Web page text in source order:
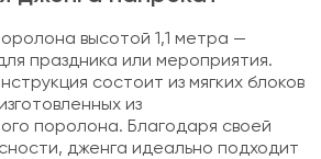
высотой 1,1 метра —
праздника или мероприятия.
состоит из мягких блоков
из
поролона. Благодаря своей
дженга идеально подходит